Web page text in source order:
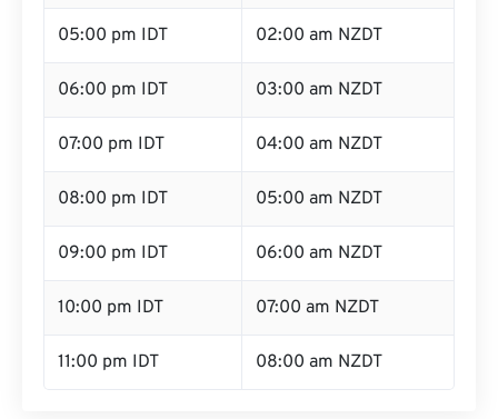
05:00 pm IDT 02:00 am NZDT
06:00 pm IDT 03:00 am NZDT
07:00 pm IDT 04:00 am NZDT
08:00 pm IDT 05:00 am NZDT
09:00 pm IDT 06:00 am NZDT
10:00 pm IDT 07:00 am NZDT
11:00 pm IDT 08:00 am NZDT